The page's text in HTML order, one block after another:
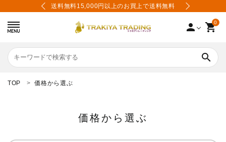
送料無料15,000円以上のお買上で送料無料
person 0
shopping_cart
search
TOP 価格から選ぶ
価格から選ぶ